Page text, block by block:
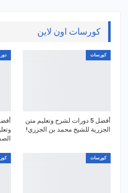
كورسات اون لاين
كورسات
أفضل 5 دورات لشرح وتعليم متن
الجزرية للشيخ محمد بن الجزري!
كورسات